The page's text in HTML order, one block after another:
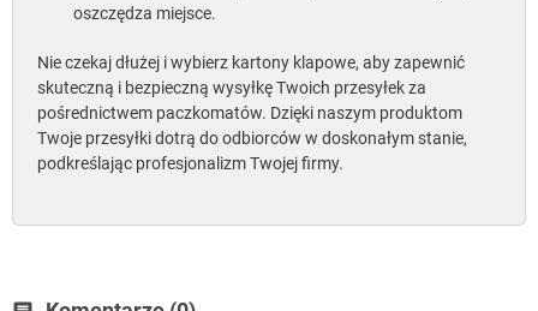
oszczędza miejsce.
Nie czekaj dłużej i wybierz kartony klapowe, aby zapewnić
skuteczną i bezpieczną wysyłkę Twoich przesyłek za
pośrednictwem paczkomatów. Dzięki naszym produktom
Twoje przesyłki dotrą do odbiorców w doskonałym stanie,
podkreślając profesjonalizm Twojej firmy.